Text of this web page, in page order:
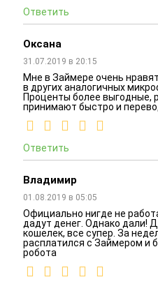
Ответить
Оксана
31.07.2019 в 20:15
Мне в Займере очень
в других аналогичных
Проценты более выгодные,
принимают быстро и
Ответить
Владимир
01.08.2019 в 05:05
Официально нигде не
дадут денег. Однако дали!
кошелек, все супер. За
расплатился с Займером и
робота